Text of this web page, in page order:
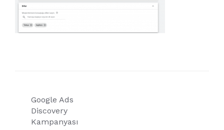
Yazı
gezinmesi
Google Ads
Discovery
Kampanyası